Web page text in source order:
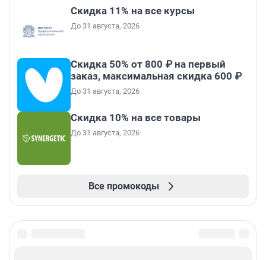
Скидка 11% на все курсы
До 31 августа, 2026
Скидка 50% от 800 ₽ на первый
заказ, максимальная скидка 600 ₽
До 31 августа, 2026
Скидка 10% на все товары
До 31 августа, 2026
Все промокоды